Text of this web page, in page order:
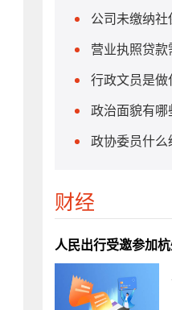
财经